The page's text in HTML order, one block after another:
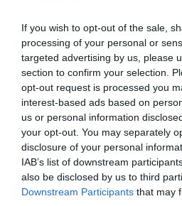
If you wish to opt-out of the sale,
processing of your personal or
targeted advertising by us, please
section to confirm your selection.
opt-out request is processed you
interest-based ads based on
us or personal information
your opt-out. You may separately
disclosure of your personal
IAB’s list of downstream
also be disclosed by us to third
Downstream Participants that may
4. Με αφορμή την
Σχολή Αξιωματικών και 260
Πυροσβεστών της
το ακαδημαϊκό έτος 2025-
προσπάθεια να προβληθεί,
μια οριακή αριθμητική
προηγούμενη. Ωστόσο, πίσω
εικόνα” που επιχειρείται να
αποσιωπάται συστηματικά